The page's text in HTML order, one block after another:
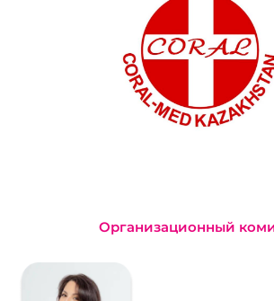
Организационный